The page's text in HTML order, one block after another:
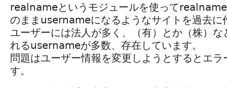
realnameというモジュールを使って
のままusernameになるようなサイトを過去に
ユーザーには法人が多く、（有）とか（株）
れるusernameが多数、存在しています。
問題はユーザー情報を変更しようとするとエ
す。